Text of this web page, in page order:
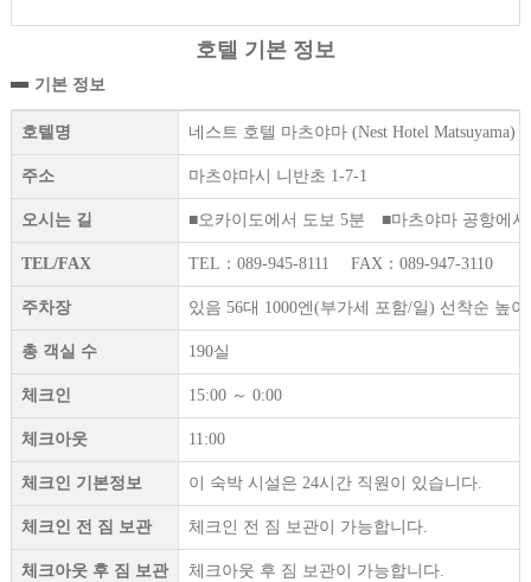
호텔 기본 정보
기본 정보
호텔명 네스트 호텔 마츠야마 (Nest Hotel Matsuyama)
주소 마츠야마시 니반초 1-7-1
오시는 길 ■오카이도에서 도보 5분 ■마츠야마 공항에
TEL/FAX TEL：089-945-8111 FAX：089-947-3110
주차장 있음 56대 1000엔(부가세 포함/일) 선착순 높
총 객실 수 190실
체크인 15:00 ～ 0:00
체크아웃 11:00
체크인 기본정보 이 숙박 시설은 24시간 직원이 있습니다.
체크인 전 짐 보관 체크인 전 짐 보관이 가능합니다.
체크아웃 후 짐 보관 체크아웃 후 짐 보관이 가능합니다.